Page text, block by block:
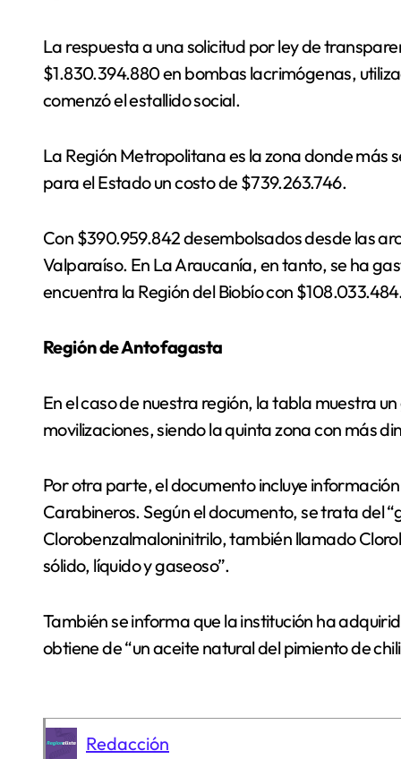
La respuesta a una solicitud por ley de transparencia reveló que Carabineros ha gastado
$1.830.394.880 en bombas lacrimógenas,
comenzó el estallido social.
La Región Metropolitana es la zona donde
para el Estado un costo de $739.263.746.
Con $390.959.842 desembolsados desde las
Valparaíso. En La Araucanía, en tanto, se ha
encuentra la Región del Biobío con
Región de Antofagasta
En el caso de nuestra región, la tabla muestra
movilizaciones, siendo la quinta zona con más
Por otra parte, el documento incluye
Carabineros. Según el documento, se trata del
Clorobenzalmaloninitrilo, también llamado
sólido, líquido y gaseoso”.
También se informa que la institución ha
obtiene de “un aceite natural del pimiento de
Redacción